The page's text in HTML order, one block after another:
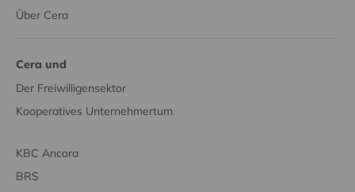
Über Cera
Cera und
Der Freiwilligensektor
Kooperatives Unternehmertum
KBC Ancora
BRS